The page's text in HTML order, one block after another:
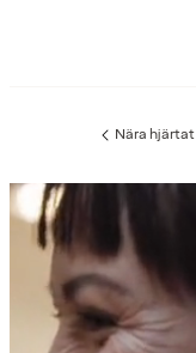
Föregående
Nära hjärtat